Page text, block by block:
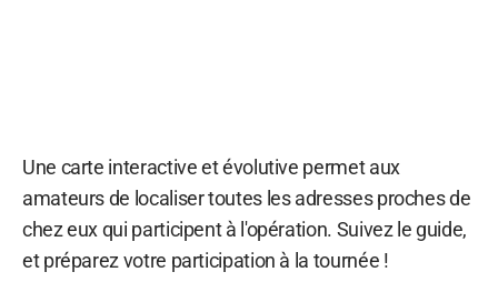
Une carte interactive et évolutive permet aux
amateurs de localiser toutes les adresses proches de
chez eux qui participent à l'opération. Suivez le guide,
et préparez votre participation à la tournée !